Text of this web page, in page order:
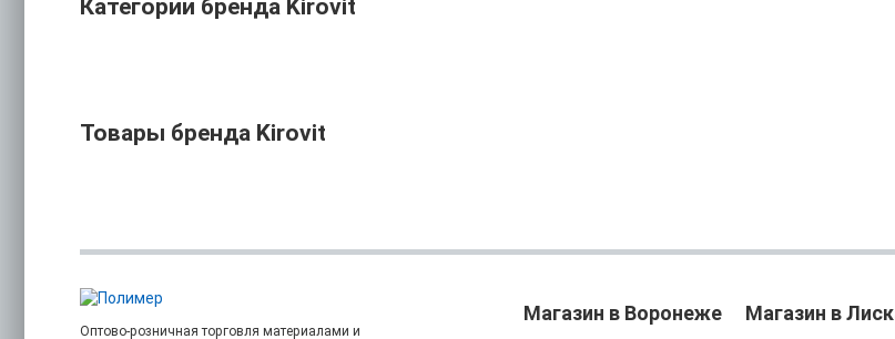
Категории бренда Kirovit
Товары бренда Kirovit
Оптово-розничная торговля материалами и
Магазин в Воронеже Магазин в